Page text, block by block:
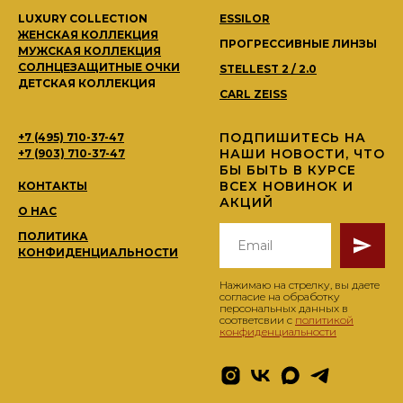
LUXURY COLLECTION
ЖЕНСКАЯ КОЛЛЕКЦИЯ
МУЖСКАЯ КОЛЛЕКЦИЯ
СОЛНЦЕЗАЩИТНЫЕ ОЧКИ
ДЕТСКАЯ КОЛЛЕКЦИЯ
ESSILOR
ПРОГРЕССИВНЫЕ ЛИНЗЫ
STELLEST 2 / 2.0
CARL ZEISS
+7 (495) 710-37-47
+7 (903) 710-37-47
КОНТАКТЫ
О НАС
ПОЛИТИКА
КОНФИДЕНЦИАЛЬНОСТИ
ПОДПИШИТЕСЬ НА
НАШИ НОВОСТИ, ЧТО
БЫ БЫТЬ В КУРСЕ
ВСЕХ НОВИНОК И
АКЦИЙ
Нажимаю на стрелку, вы даете
согласие на обработку
персональных данных в
соответсвии с политикой
конфиденциальности